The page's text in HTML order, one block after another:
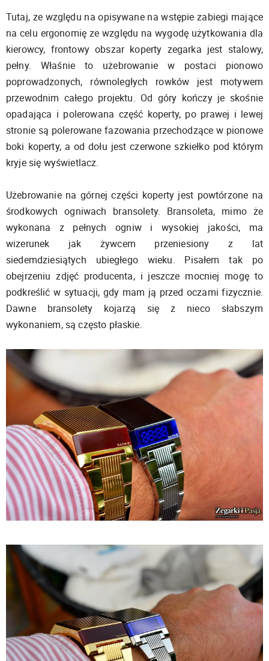
Tutaj, ze względu na opisywane na wstępie zabiegi mające
na celu ergonomię ze względu na wygodę użytkowania dla
kierowcy, frontowy obszar koperty zegarka jest stalowy,
pełny. Właśnie to użebrowanie w postaci pionowo
poprowadzonych, równoległych rowków jest motywem
przewodnim całego projektu. Od góry kończy je skośnie
opadająca i polerowana część koperty, po prawej i lewej
stronie są polerowane fazowania przechodzące w pionowe
boki koperty, a od dołu jest czerwone szkiełko pod którym
kryje się wyświetlacz.
Użebrowanie na górnej części koperty jest powtórzone na
środkowych ogniwach bransolety. Bransoleta, mimo że
wykonana z pełnych ogniw i wysokiej jakości, ma
wizerunek jak żywcem przeniesiony z lat
siedemdziesiątych ubiegłego wieku. Pisałem tak po
obejrzeniu zdjęć producenta, i jeszcze mocniej mogę to
podkreślić w sytuacji, gdy mam ją przed oczami fizycznie.
Dawne bransolety kojarzą się z nieco słabszym
wykonaniem, są często płaskie.